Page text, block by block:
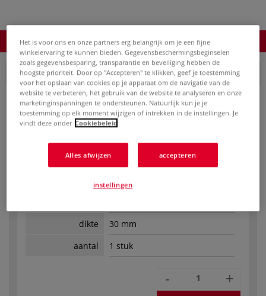
Product bestellen
1. Dikte 30 mm
Art.No.:
58739
Op voorraad
dikte
30 mm
aantal
1 stuk
- +
Het is voor ons en onze partners erg belangrijk om je een fijne
winkelervaring te kunnen bieden. Gegevensbeschermingsbeginselen
zoals gegevensbesparing, transparantie en beveiliging hebben de
hoogste prioriteit. Door op "Accepteren" te klikken, geef je toestemming
voor het opslaan van cookies op je apparaat om de navigatie van de
website te verbeteren, het gebruik van de website te analyseren en onze
marketinginspanningen te ondersteunen. Natuurlijk kun je je
toestemming op elk moment wijzigen of intrekken in de instellingen. Je
vindt deze onder Cookiebeleid
Alles afwijzen accepteren
instellingen